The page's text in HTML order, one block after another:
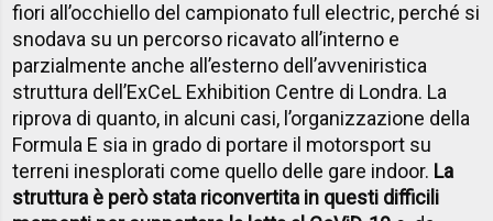
fiori all’occhiello del campionato full electric, perché si
snodava su un percorso ricavato all’interno e
parzialmente anche all’esterno dell’avveniristica
struttura dell’ExCeL Exhibition Centre di Londra. La
riprova di quanto, in alcuni casi, l’organizzazione della
Formula E sia in grado di portare il motorsport su
terreni inesplorati come quello delle gare indoor. La
struttura è però stata riconvertita in questi difficili